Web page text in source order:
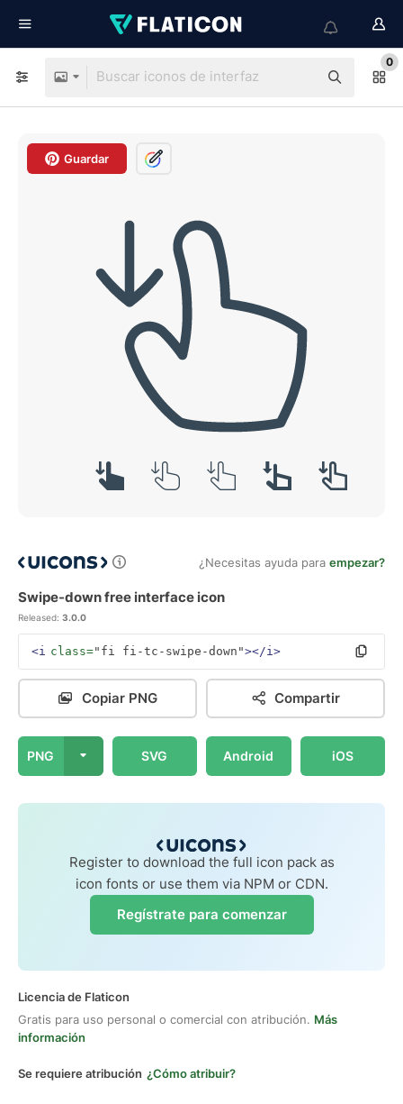
0
Guardar
¿Necesitas ayuda para empezar?
Swipe-down free interface icon
Released: 3.0.0
<i class="fi fi-tc-swipe-down"></i>
Copiar PNG Compartir
PNG SVG Android iOS
Register to download the full icon pack as
icon fonts or use them via NPM or CDN.
Regístrate para comenzar
Licencia de Flaticon
Gratis para uso personal o comercial con atribución. Más
información
Se requiere atribución ¿Cómo atribuir?